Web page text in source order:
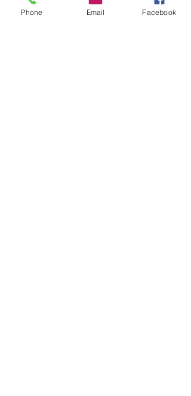
Lira Teatroterapia Marta Kadłub
Phone Email Facebook